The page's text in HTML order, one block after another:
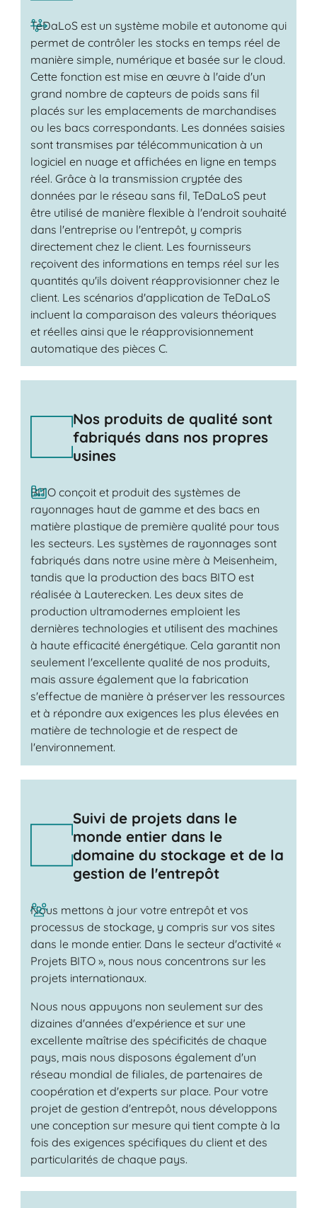
TeDaLoS est un système mobile et autonome qui
permet de contrôler les stocks en temps réel de
manière simple, numérique et basée sur le cloud.
Cette fonction est mise en œuvre à l'aide d'un
grand nombre de capteurs de poids sans fil
placés sur les emplacements de marchandises
ou les bacs correspondants. Les données saisies
sont transmises par télécommunication à un
logiciel en nuage et affichées en ligne en temps
réel. Grâce à la transmission cryptée des
données par le réseau sans fil, TeDaLoS peut
être utilisé de manière flexible à l'endroit souhaité
dans l'entreprise ou l'entrepôt, y compris
directement chez le client. Les fournisseurs
reçoivent des informations en temps réel sur les
quantités qu'ils doivent réapprovisionner chez le
client. Les scénarios d'application de TeDaLoS
incluent la comparaison des valeurs théoriques
et réelles ainsi que le réapprovisionnement
automatique des pièces C.
Nos produits de qualité sont
fabriqués dans nos propres
usines
BITO conçoit et produit des systèmes de
rayonnages haut de gamme et des bacs en
matière plastique de première qualité pour tous
les secteurs. Les systèmes de rayonnages sont
fabriqués dans notre usine mère à Meisenheim,
tandis que la production des bacs BITO est
réalisée à Lauterecken. Les deux sites de
production ultramodernes emploient les
dernières technologies et utilisent des machines
à haute efficacité énergétique. Cela garantit non
seulement l'excellente qualité de nos produits,
mais assure également que la fabrication
s'effectue de manière à préserver les ressources
et à répondre aux exigences les plus élevées en
matière de technologie et de respect de
l'environnement.
Suivi de projets dans le
monde entier dans le
domaine du stockage et de la
gestion de l'entrepôt
Nous mettons à jour votre entrepôt et vos
processus de stockage, y compris sur vos sites
dans le monde entier. Dans le secteur d'activité «
Projets BITO », nous nous concentrons sur les
projets internationaux.
Nous nous appuyons non seulement sur des
dizaines d'années d'expérience et sur une
excellente maîtrise des spécificités de chaque
pays, mais nous disposons également d'un
réseau mondial de filiales, de partenaires de
coopération et d'experts sur place. Pour votre
projet de gestion d'entrepôt, nous développons
une conception sur mesure qui tient compte à la
fois des exigences spécifiques du client et des
particularités de chaque pays.